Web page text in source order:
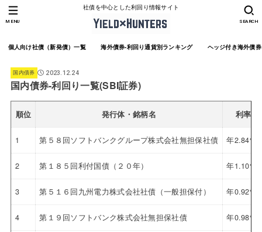
社債を中心とした利回り情報サイト
個人向け社債（新発債）一覧 海外債券-利回り通貨別ランキング ヘッジ付き海外債
SEARCH
MENU
国内債券 2023.12.24
国内債券-利回り一覧(SBI証券)
順位 発行体・銘柄名 利率
1 第５８回ソフトバンクグループ株式会社無担保社債 年2.84%
2 第１８５回利付国債（２０年） 年1.10%
3 第５１６回九州電力株式会社社債（一般担保付） 年0.92%
4 第１９回ソフトバンク株式会社無担保社債 年0.98%